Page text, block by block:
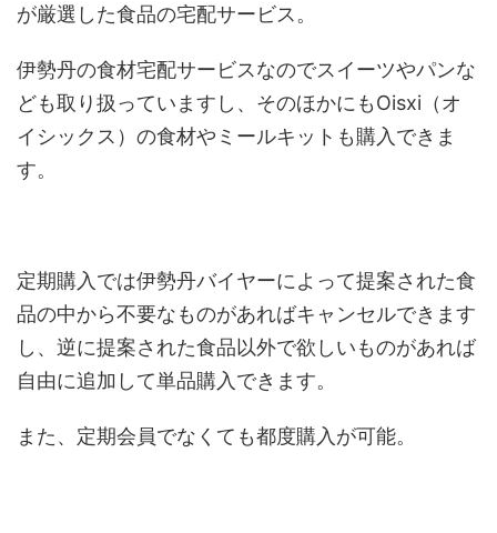
が厳選した食品の宅配サービス。
伊勢丹の食材宅配サービスなのでスイーツやパンな
ども取り扱っていますし、そのほかにもOisxi（オ
イシックス）の食材やミールキットも購入できま
す。
定期購入では伊勢丹バイヤーによって提案された食
品の中から不要なものがあればキャンセルできます
し、逆に提案された食品以外で欲しいものがあれば
自由に追加して単品購入できます。
また、定期会員でなくても都度購入が可能。